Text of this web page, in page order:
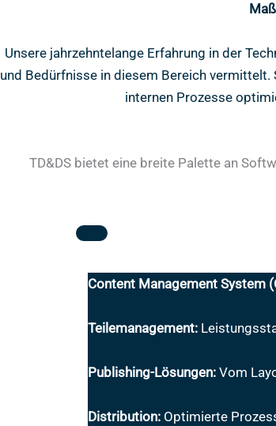
Unsere jahrzehntelange Erfahrung in der
und Bedürfnisse in diesem Bereich
internen Prozesse
TD&DS bietet eine breite Palette an
Content Management System
Teilemanagement:
Publishing-Lösungen: Vom
Distribution: Optimierte